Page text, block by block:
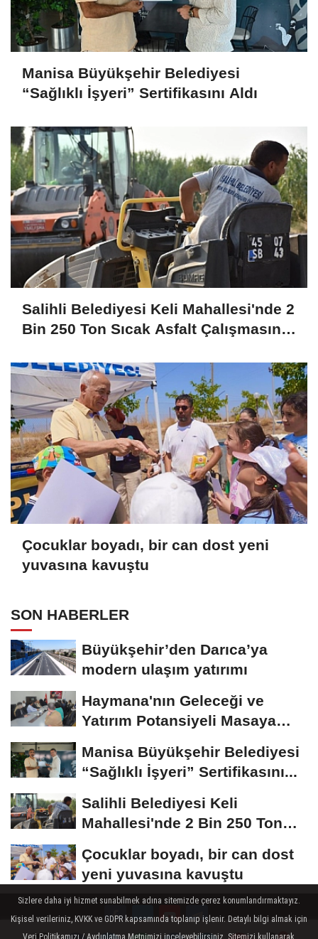
Manisa Büyükşehir Belediyesi
“Sağlıklı İşyeri” Sertifikasını Aldı
Salihli Belediyesi Keli Mahallesi'nde 2
Bin 250 Ton Sıcak Asfalt Çalışmasını
Çocuklar boyadı, bir can dost yeni
yuvasına kavuştu
SON HABERLER
Büyükşehir’den Darıca’ya
modern ulaşım yatırımı
Haymana'nın Geleceği ve
Yatırım Potansiyeli Masaya
Manisa Büyükşehir Belediyesi
“Sağlıklı İşyeri” Sertifikasını...
Salihli Belediyesi Keli
Mahallesi'nde 2 Bin 250 Ton
Çocuklar boyadı, bir can dost
yeni yuvasına kavuştu
Sizlere daha iyi hizmet sunabilmek adına sitemizde çerez konumlandırmaktayız.
Kişisel verileriniz, KVKK ve GDPR kapsamında toplanıp işlenir. Detaylı bilgi almak için
Veri Politikamızı / Aydınlatma Metnimizi inceleyebilirsiniz. Sitemizi kullanarak,